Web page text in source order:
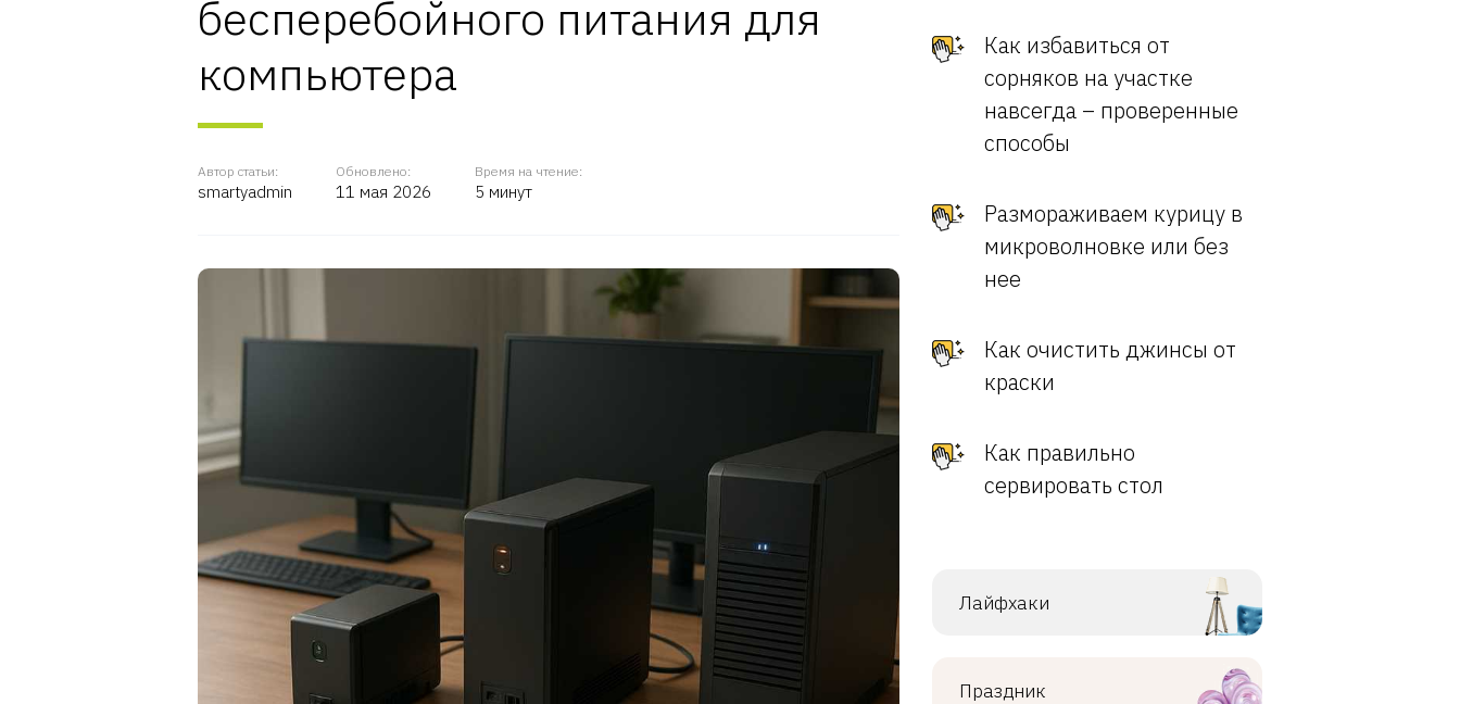
бесперебойного питания для
компьютера
Автор статьи:
smartyadmin
Обновлено:
11 мая 2026
Время на чтение:
5 минут
Как избавиться от
сорняков на участке
навсегда – проверенные
способы
Размораживаем курицу в
микроволновке или без
нее
Как очистить джинсы от
краски
Как правильно
сервировать стол
Лайфхаки
Праздник